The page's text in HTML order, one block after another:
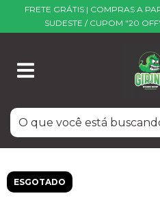
FRETE GRÁTIS | COMPRAS A
SUDESTE / CUPOM "20
ESGOTADO